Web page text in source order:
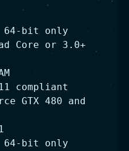
64-bit only
Core or 3.0+
compliant
GTX 480 and
64-bit only